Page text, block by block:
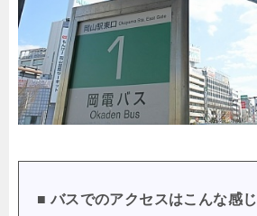
■ バスでのアクセスはこんな感じ